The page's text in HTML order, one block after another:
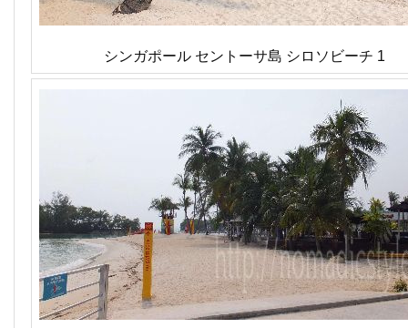
シンガポール セントーサ島 シロソビーチ 1